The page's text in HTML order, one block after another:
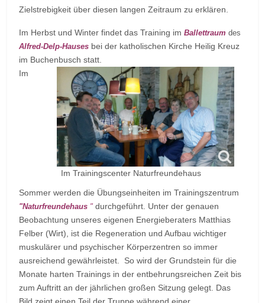
Zielstrebigkeit über diesen langen Zeitraum zu erklären.
Im Herbst und Winter findet das Training im Ballettraum des
Alfred-Delp-Hauses bei der katholischen Kirche Heilig Kreuz
im Buchenbusch statt.
Im Trainingscenter Naturfreundehaus
Im
Sommer werden die Übungseinheiten im Trainingszentrum
"Naturfreundehaus " durchgeführt. Unter der genauen
Beobachtung unseres eigenen Energieberaters Matthias
Felber (Wirt), ist die Regeneration und Aufbau wichtiger
muskulärer und psychischer Körperzentren so immer
ausreichend gewährleistet. So wird der Grundstein für die
Monate harten Trainings in der entbehrungsreichen Zeit bis
zum Auftritt an der jährlichen großen Sitzung gelegt. Das